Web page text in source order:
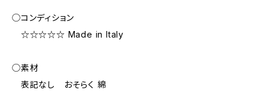
◯コンディション
☆☆☆☆☆ Made in Italy
◯素材
表記なし おそらく 綿